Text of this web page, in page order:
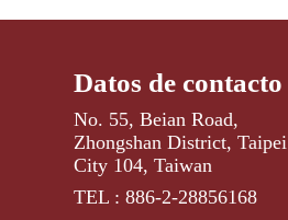
Datos de contacto
No. 55, Beian Road,
Zhongshan District, Taipei
City 104, Taiwan
TEL : 886-2-28856168